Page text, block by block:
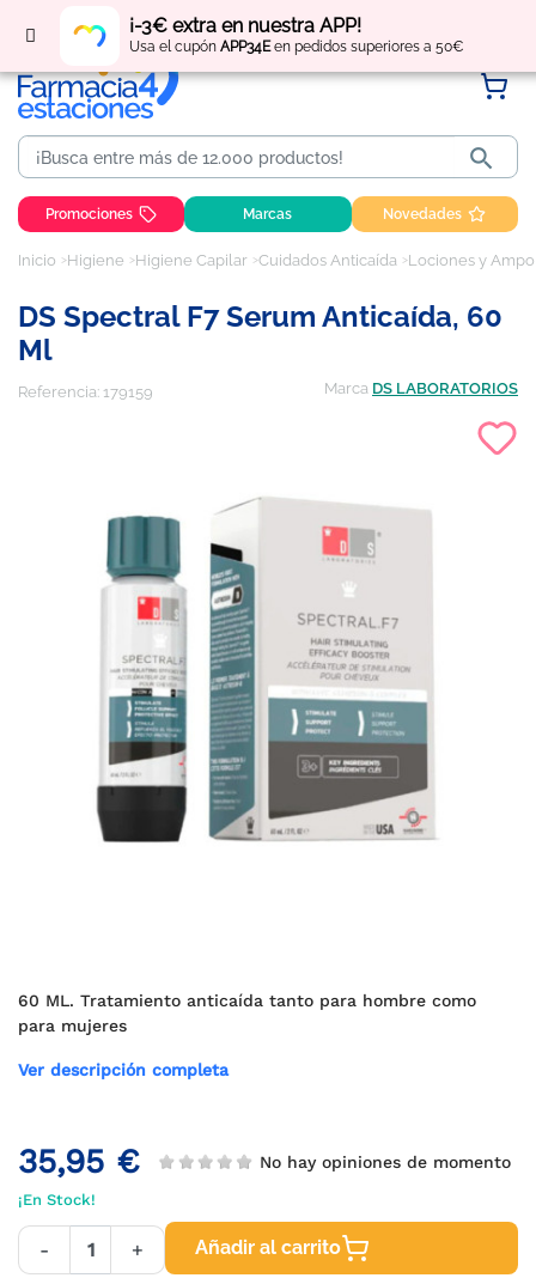
¡-3€ extra en nuestra APP!
Usa el cupón APP34Een pedidos superiores a 50€
Regístratey obtén puntos por tus compras

Promociones Marcas Novedades
Inicio Higiene Higiene Capilar Cuidados Anticaída Lociones y
DS Spectral F7 Serum Anticaída, 60
Ml
Referencia: 179159 Marca DS LABORATORIOS
60 ML. Tratamiento anticaída tanto para hombre como
para mujeres
Ver descripción completa
35,95 € No hay opiniones de momento
¡En Stock!
- + Añadir al carrito